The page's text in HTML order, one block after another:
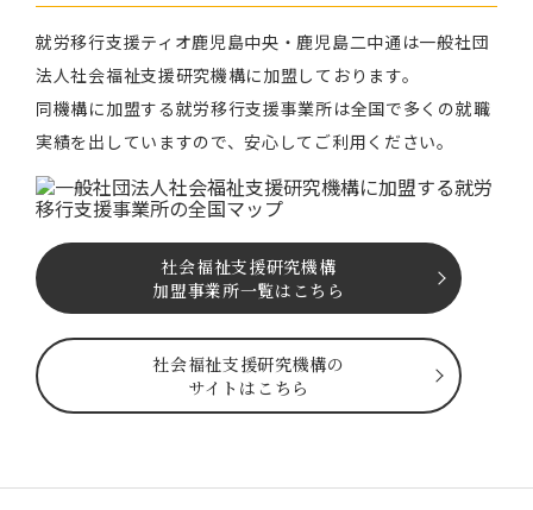
就労移⾏⽀援ティオ⿅児島中央・鹿児島二中通は⼀般社団
法⼈社会福祉⽀援研究機構に加盟しております。
同機構に加盟する就労移⾏⽀援事業所は全国で多くの就職
実績を出していますので、安⼼してご利⽤ください。
社会福祉⽀援研究機構
加盟事業所一覧はこちら
社会福祉⽀援研究機構の
サイトはこちら